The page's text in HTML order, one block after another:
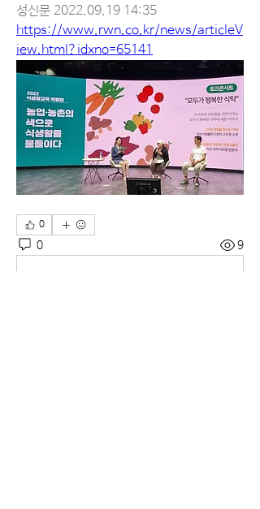
성신문 2022.09.19 14:35
https://www.rwn.co.kr/news/articleV
iew.html?idxno=65141
0
0 9